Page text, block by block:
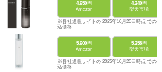
4,950円
Amazon
4,240円
楽天市場
※各社通販サイトの 2025年10月20日時点 での税
込価格
5,900円
Amazon
5,258円
楽天市場
※各社通販サイトの 2025年10月20日時点 での税
込価格